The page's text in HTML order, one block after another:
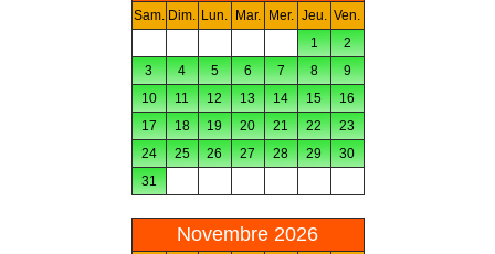
Sam. Dim. Lun. Mar. Mer. Jeu.
Ven.
1
2
3
4 5 6 7 8
9
10
11 12 13 14 15
16
17
18 19 20 21 22
23
24
25 26 27 28 29
30
31
Novembre 2026